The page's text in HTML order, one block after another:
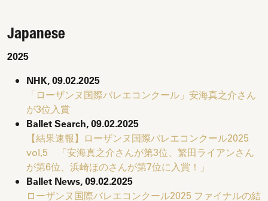
Japanese
2025
NHK, 09.02.2025
「ローザンヌ国際バレエコンクール」安海真之介さん
が3位入賞
Ballet Search, 09.02.2025
【結果速報】ローザンヌ国際バレエコンクール2025
vol,5 「安海真之介さんが第3位、繁田ライアンさん
が第6位、浜崎ほのさんが第7位に入賞！」
Ballet News, 09.02.2025
ローザンヌ国際バレエコンクール2025 ファイナルの結